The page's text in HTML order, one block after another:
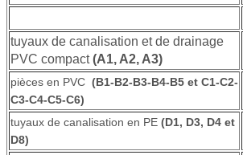
tuyaux de canalisation et de drainage
PVC compact(A1, A2, A3)
pièces en PVC (B1-B2-B3-B4-B5 et C1-C2-
C3-C4-C5-C6)
tuyaux de canalisation en PE (D1, D3, D4 et
D8)